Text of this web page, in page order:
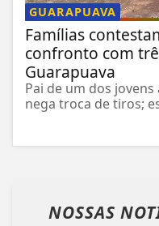
GUARAPUAVA
Famílias
confronto com
Guarapuava
Pai de um dos
nega troca de tiros;
NOSSAS